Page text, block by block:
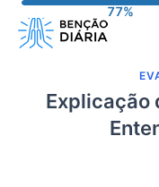
para
conteúdoExplicação